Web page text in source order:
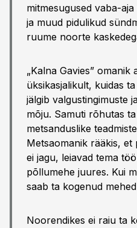
mitmesugused vaba-
ja muud pidulikud
ruume noorte
„Kalna Gavies” omanik
üksikasjalikult, kuidas
jälgib valgustingimuste
mõju. Samuti rõhutas
metsanduslike
Metsaomanik rääkis, et
ei jagu, leiavad tema
põllumehe juures. Kui
saab ta kogenud
Noorendikes ei raiu ta